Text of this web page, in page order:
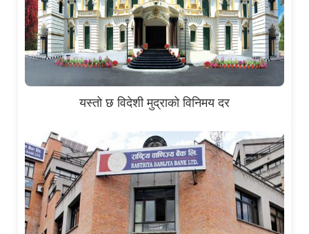
यस्तो छ विदेशी मुद्राको विनिमय दर